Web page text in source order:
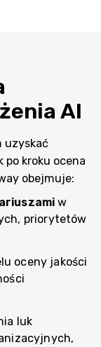
AI
uzyskać
po kroku ocena
obejmuje:
w
priorytetów
oceny jakości
luk